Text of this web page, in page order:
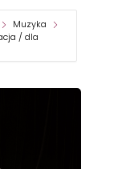
Muzyka
/ dla